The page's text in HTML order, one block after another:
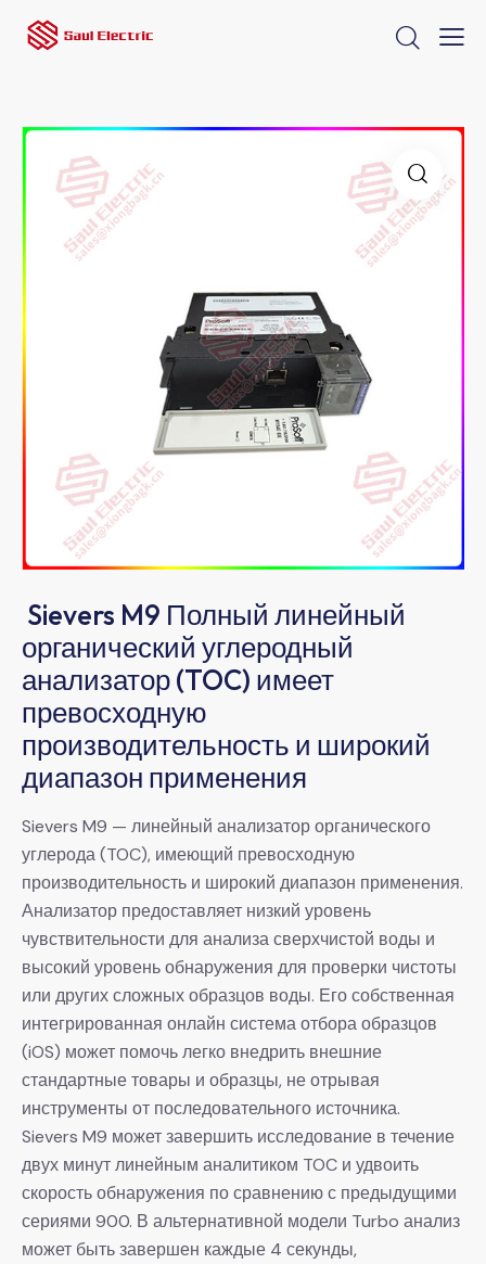
Sievers M9 Полный линейный
органический углеродный
анализатор (TOC) имеет
превосходную
производительность и широкий
диапазон применения
Sievers M9 — линейный анализатор органического
углерода (TOC), имеющий превосходную
производительность и широкий диапазон применения.
Анализатор предоставляет низкий уровень
чувствительности для анализа сверхчистой воды и
высокий уровень обнаружения для проверки чистоты
или других сложных образцов воды. Его собственная
интегрированная онлайн система отбора образцов
(iOS) может помочь легко внедрить внешние
стандартные товары и образцы, не отрывая
инструменты от последовательного источника.
Sievers M9 может завершить исследование в течение
двух минут линейным аналитиком TOC и удвоить
скорость обнаружения по сравнению с предыдущими
сериями 900. В альтернативной модели Turbo анализ
может быть завершен каждые 4 секунды,